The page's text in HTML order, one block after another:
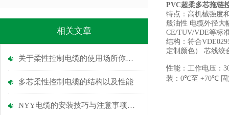
相关文章
关于柔性控制电缆的使用场所你知道多少？
多芯柔性控制电缆的​结构以及​性能
NYY电缆的安装技巧与注意事项说明
PVC超柔多芯拖链
特点： 高机械强度
般油性 电缆外径大
CE/TUV/VDE等标
结构： 符合
定制颜色） 芯线绞
性能： 工作电压：
装：0℃至 +70℃